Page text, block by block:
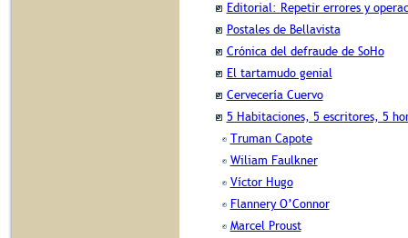
Editorial: Repetir errores y
Postales de Bellavista
Crónica del defraude de SoHo
El tartamudo genial
Cervecería Cuervo
5 Habitaciones, 5 escritores, 5
Truman Capote
Wiliam Faulkner
Víctor Hugo
Flannery O’Connor
Marcel Proust